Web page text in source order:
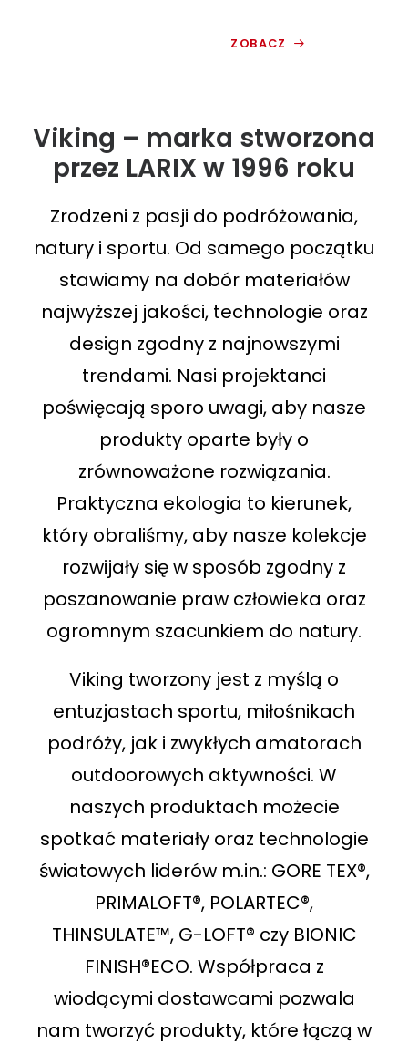
ZOBACZ
Viking – marka stworzona
przez LARIX w 1996 roku
Zrodzeni z pasji do podróżowania,
natury i sportu. Od samego początku
stawiamy na dobór materiałów
najwyższej jakości, technologie oraz
design zgodny z najnowszymi
trendami. Nasi projektanci
poświęcają sporo uwagi, aby nasze
produkty oparte były o
zrównoważone rozwiązania.
Praktyczna ekologia to kierunek,
który obraliśmy, aby nasze kolekcje
rozwijały się w sposób zgodny z
poszanowanie praw człowieka oraz
ogromnym szacunkiem do natury.
Viking tworzony jest z myślą o
entuzjastach sportu, miłośnikach
podróży, jak i zwykłych amatorach
outdoorowych aktywności. W
naszych produktach możecie
spotkać materiały oraz technologie
światowych liderów m.in.: GORE TEX®,
PRIMALOFT®, POLARTEC®,
THINSULATE™, G-LOFT® czy BIONIC
FINISH®ECO. Współpraca z
wiodącymi dostawcami pozwala
nam tworzyć produkty, które łączą w